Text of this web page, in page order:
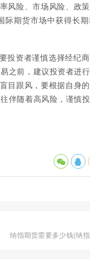
险、市场风险、政策
际期货市场中获得长
投资者谨慎选择经纪
之前，建议投资者进
目跟风，要根据自身
伴随着高风险，谨慎
纳指期货需要多少钱(纳